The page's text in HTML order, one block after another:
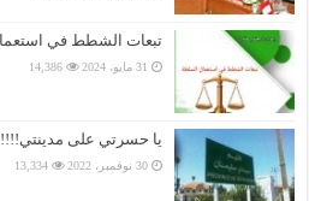
تبعات الشطط في
31 مايو، 2024 14,386
يا حسرتي على
30 نوفمبر، 2022 13,334